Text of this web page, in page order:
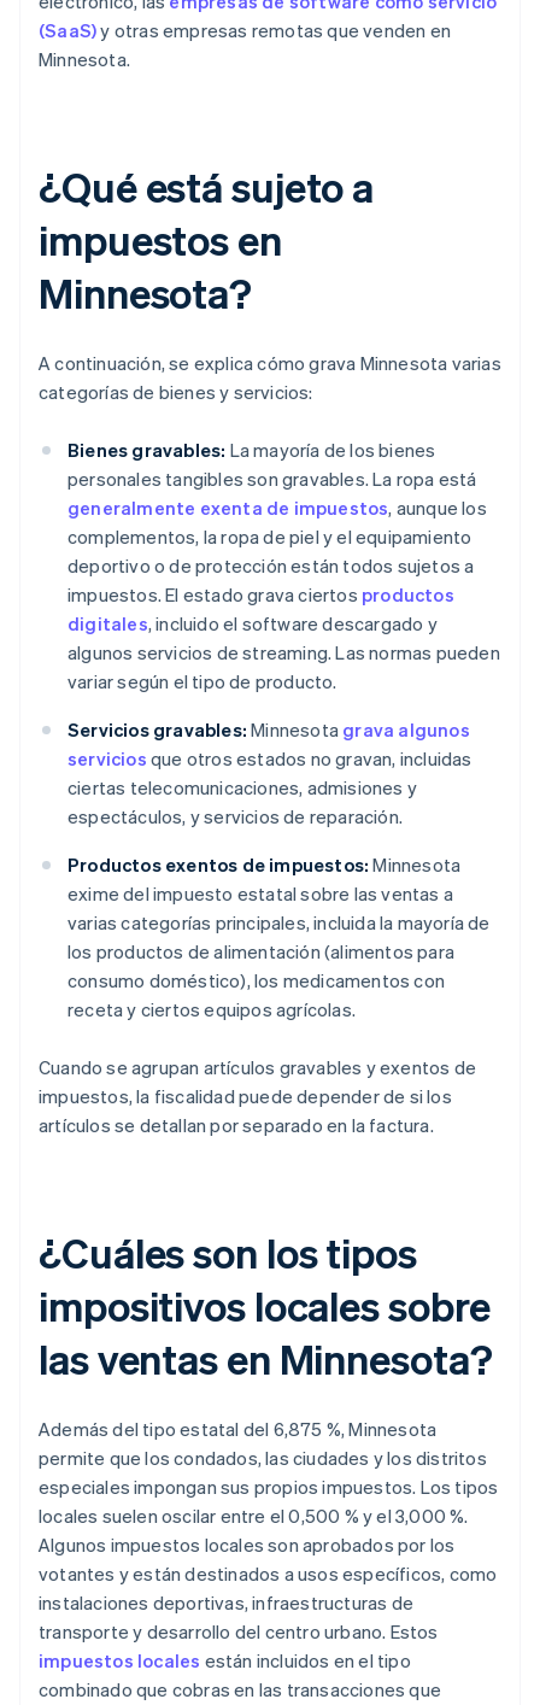
(SaaS)y otras empresas remotas que venden en
Minnesota.
¿Qué está sujeto a
impuestos en
Minnesota?
A continuación, se explica cómo grava Minnesota varias
categorías de bienes y servicios:
Bienes gravables: La mayoría de los bienes
personales tangibles son gravables. La ropa está
generalmente exenta de impuestos, aunque los
complementos, la ropa de piel y el equipamiento
deportivo o de protección están todos sujetos a
impuestos. El estado grava ciertos productos
digitales, incluido el software descargado y
algunos servicios de streaming. Las normas pueden
variar según el tipo de producto.
Servicios gravables: Minnesota grava algunos
servicios que otros estados no gravan, incluidas
ciertas telecomunicaciones, admisiones y
espectáculos, y servicios de reparación.
Productos exentos de impuestos: Minnesota
exime del impuesto estatal sobre las ventas a
varias categorías principales, incluida la mayoría de
los productos de alimentación (alimentos para
consumo doméstico), los medicamentos con
receta y ciertos equipos agrícolas.
Cuando se agrupan artículos gravables y exentos de
impuestos, la fiscalidad puede depender de si los
artículos se detallan por separado en la factura.
¿Cuáles son los tipos
impositivos locales sobre
las ventas en Minnesota?
Además del tipo estatal del 6,875 %, Minnesota
permite que los condados, las ciudades y los distritos
especiales impongan sus propios impuestos. Los tipos
locales suelen oscilar entre el 0,500 % y el 3,000 %.
Algunos impuestos locales son aprobados por los
votantes y están destinados a usos específicos, como
instalaciones deportivas, infraestructuras de
transporte y desarrollo del centro urbano. Estos
impuestos locales están incluidos en el tipo
combinado que cobras en las transacciones que